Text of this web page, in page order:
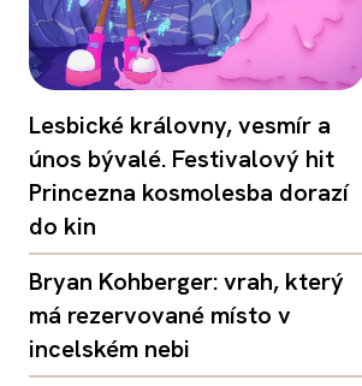
Lesbické královny, vesmír a
únos bývalé. Festivalový hit
Princezna kosmolesba dorazí
do kin
Bryan Kohberger: vrah, který
má rezervované místo v
incelském nebi